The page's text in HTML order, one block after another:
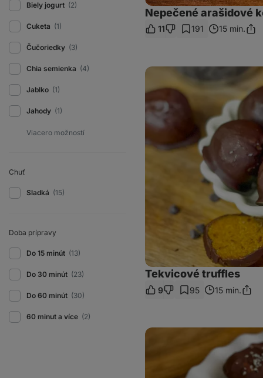
Biely jogurt (2)
Cuketa (1)
Čučoriedky (3)
Chia semienka (4)
Jablko (1)
Jahody (1)
Chuť
Sladká (15)
Doba prípravy
Do 15 minút (13)
Do 30 minút (23)
Do 60 minút (30)
60 minut a více (2)
Nepečené arašidové
11 191 15 min.
Tekvicové
Tekvicové truffles
9 95 15 min.Zdieľať
Nepečené